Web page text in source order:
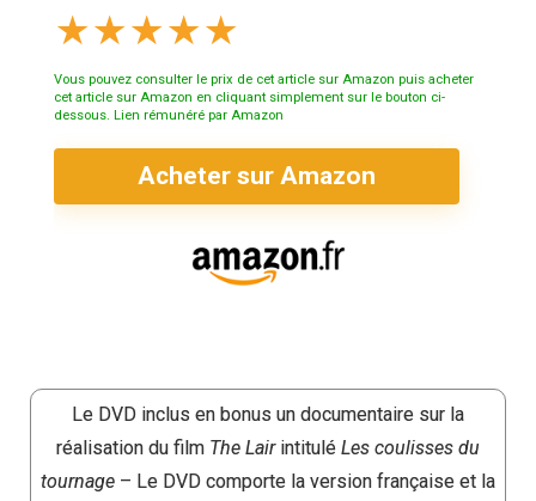
★★★★★
Vous pouvez consulter le prix de cet article sur Amazon puis acheter
cet article sur Amazon en cliquant simplement sur le bouton ci-
dessous. Lien rémunéré par Amazon
Acheter sur Amazon
Le DVD inclus en bonus un documentaire sur la
réalisation du film The Lairintitulé Les coulisses du
tournage – Le DVD comporte la version française et la